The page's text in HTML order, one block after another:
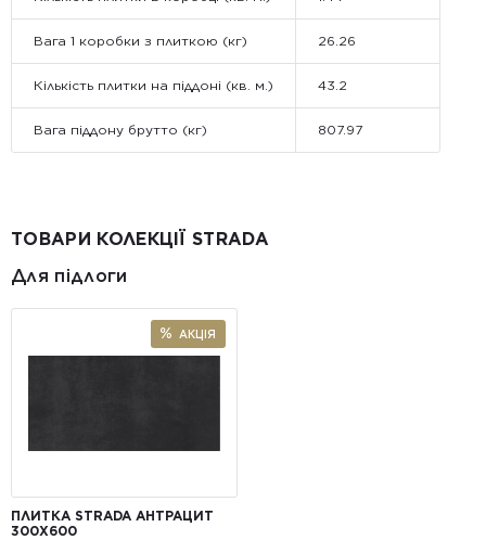
Вага 1 коробки з плиткою (кг) 26.26
Кількість плитки на піддоні (кв. м.) 43.2
Вага піддону брутто (кг) 807.97
ТОВАРИ КОЛЕКЦІЇ STRADA
Для підлоги
АКЦІЯ
ПЛИТКА STRADA АНТРАЦИТ
300Х600